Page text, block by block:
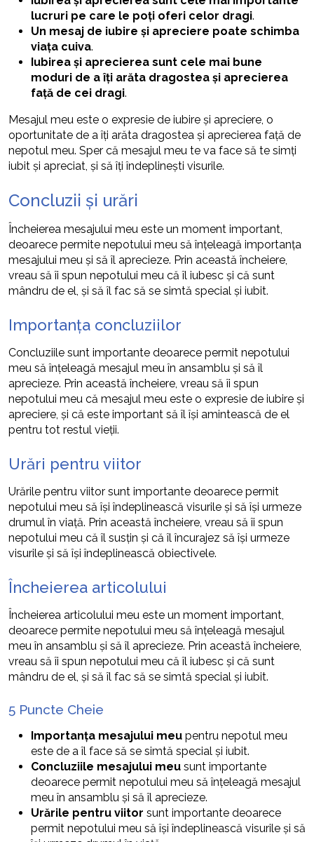
lucruri pe care le poți oferi celor dragi.
Un mesaj de iubire și apreciere poate schimba
viața cuiva.
Iubirea și aprecierea sunt cele mai bune
moduri de a îți arăta dragostea și aprecierea
față de cei dragi.
Mesajul meu este o expresie de iubire și apreciere, o
oportunitate de a îți arăta dragostea și aprecierea față de
nepotul meu. Sper că mesajul meu te va face să te simți
iubit și apreciat, și să îți îndeplinești visurile.
Concluzii și urări
Încheierea mesajului meu este un moment important,
deoarece permite nepotului meu să înțeleagă importanța
mesajului meu și să îl aprecieze. Prin această încheiere,
vreau să îi spun nepotului meu că îl iubesc și că sunt
mândru de el, și să îl fac să se simtă special și iubit.
Importanța concluziilor
Concluziile sunt importante deoarece permit nepotului
meu să înțeleagă mesajul meu în ansamblu și să îl
aprecieze. Prin această încheiere, vreau să îi spun
nepotului meu că mesajul meu este o expresie de iubire și
apreciere, și că este important să îl își amintească de el
pentru tot restul vieții.
Urări pentru viitor
Urările pentru viitor sunt importante deoarece permit
nepotului meu să își îndeplinească visurile și să își urmeze
drumul în viață. Prin această încheiere, vreau să îi spun
nepotului meu că îl susțin și că îl încurajez să își urmeze
visurile și să își îndeplinească obiectivele.
Încheierea articolului
Încheierea articolului meu este un moment important,
deoarece permite nepotului meu să înțeleagă mesajul
meu în ansamblu și să îl aprecieze. Prin această încheiere,
vreau să îi spun nepotului meu că îl iubesc și că sunt
mândru de el, și să îl fac să se simtă special și iubit.
5 Puncte Cheie
Importanța mesajului meu pentru nepotul meu
este de a îl face să se simtă special și iubit.
Concluziile mesajului meu sunt importante
deoarece permit nepotului meu să înțeleagă mesajul
meu în ansamblu și să îl aprecieze.
Urările pentru viitor sunt importante deoarece
permit nepotului meu să își îndeplinească visurile și să